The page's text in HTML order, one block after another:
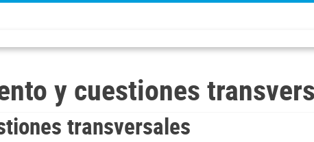
y cuestiones
transversales